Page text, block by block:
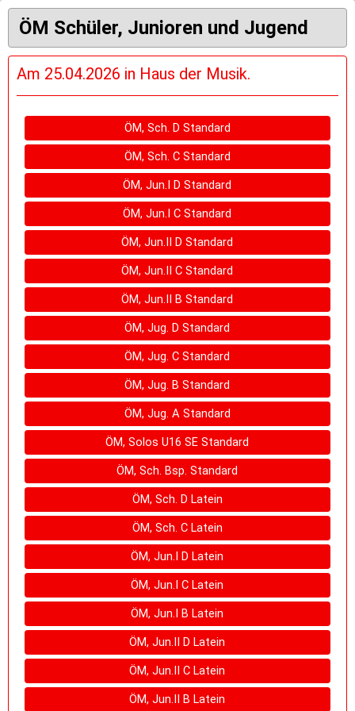
ÖM Schüler, Junioren und Jugend
Am 25.04.2026 in Haus der Musik.
ÖM, Sch. D Standard
ÖM, Sch. C Standard
ÖM, Jun.I D Standard
ÖM, Jun.I C Standard
ÖM, Jun.II D Standard
ÖM, Jun.II C Standard
ÖM, Jun.II B Standard
ÖM, Jug. D Standard
ÖM, Jug. C Standard
ÖM, Jug. B Standard
ÖM, Jug. A Standard
ÖM, Solos U16 SE Standard
ÖM, Sch. Bsp. Standard
ÖM, Sch. D Latein
ÖM, Sch. C Latein
ÖM, Jun.I D Latein
ÖM, Jun.I C Latein
ÖM, Jun.I B Latein
ÖM, Jun.II D Latein
ÖM, Jun.II C Latein
ÖM, Jun.II B Latein